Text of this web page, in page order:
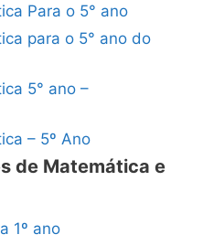
Para o 5° ano
para o 5° ano do
5° ano –
– 5º Ano
de Matemática e
1º ano